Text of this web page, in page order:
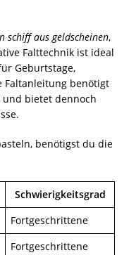
schiff aus geldscheinen,
Falttechnik ist ideal
Geburtstage,
Faltanleitung benötigt
und bietet dennoch
benötigst du die
Schwierigkeitsgrad
Fortgeschrittene
Fortgeschrittene